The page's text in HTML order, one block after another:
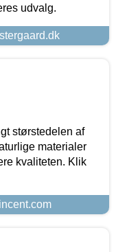
udvalg.
størstedelen af
materialer
kvaliteten. Klik